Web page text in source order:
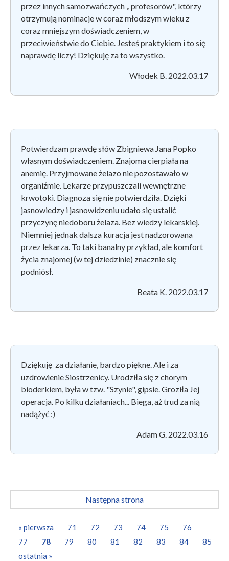
przez innych samozwańczych ,, profesorów", którzy
otrzymują nominacje w coraz młodszym wieku z
coraz mniejszym doświadczeniem, w
przeciwieństwie do Ciebie. Jesteś praktykiem i to się
naprawdę liczy! Dziękuję za to wszystko.
Włodek B. 2022.03.17
Potwierdzam prawdę słów Zbigniewa Jana Popko
własnym doświadczeniem. Znajoma cierpiała na
anemię. Przyjmowane żelazo nie pozostawało w
organiźmie. Lekarze przypuszczali wewnętrzne
krwotoki. Diagnoza się nie potwierdziła. Dzięki
jasnowiedzy i jasnowidzeniu udało się ustalić
przyczynę niedoboru żelaza. Bez wiedzy lekarskiej.
Niemniej jednak dalsza kuracja jest nadzorowana
przez lekarza. To taki banalny przykład, ale komfort
życia znajomej (w tej dziedzinie) znacznie się
podniósł.
Beata K. 2022.03.17
Dziękuję za działanie, bardzo piękne. Ale i za
uzdrowienie Siostrzenicy. Urodziła się z chorym
bioderkiem, była w tzw. "Szynie", gipsie. Groziła Jej
operacja. Po kilku działaniach... Biega, aż trud za nią
nadążyć :)
Adam G. 2022.03.16
Następna strona
« pierwsza 71 72 73 74 75
76
77
78 79 80 81 82 83 84
85
ostatnia »